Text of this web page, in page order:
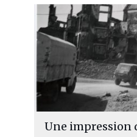
Une impression